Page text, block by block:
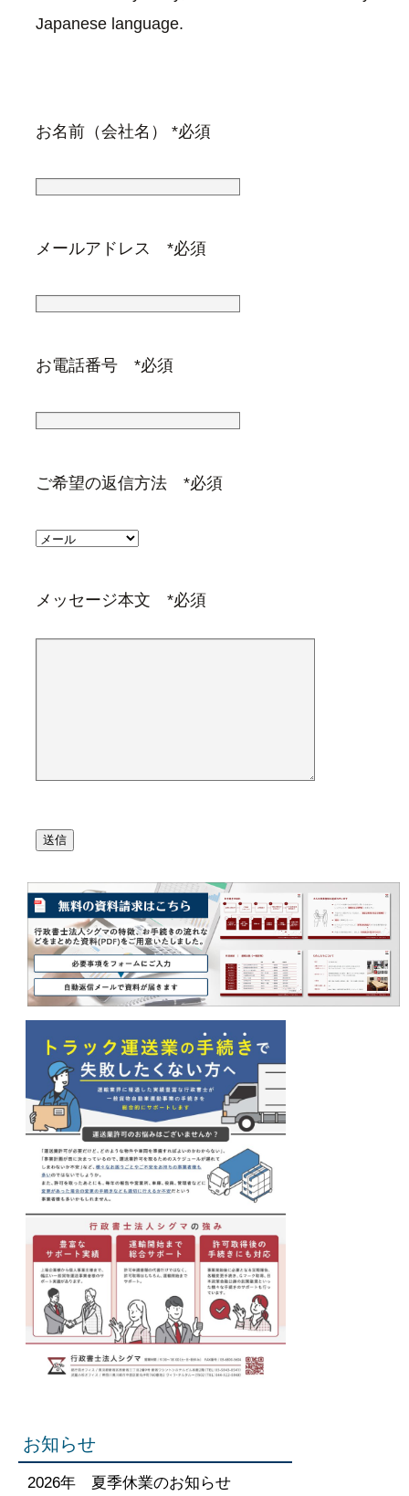
Japanese language.
お名前（会社名） *必須
メールアドレス *必須
お電話番号 *必須
ご希望の返信方法 *必須
メッセージ本文 *必須
お知らせ
2026年 夏季休業のお知らせ